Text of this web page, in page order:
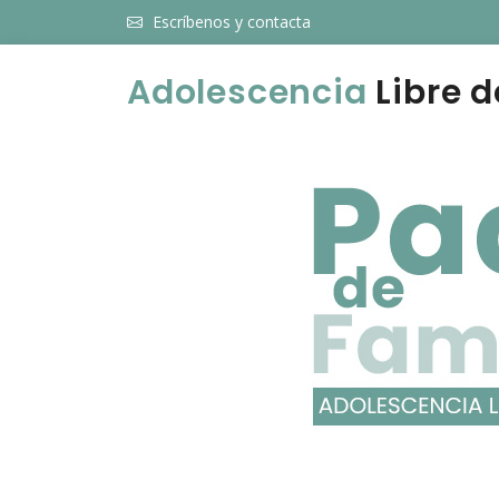
Escríbenos y contacta
Adolescencia Libre